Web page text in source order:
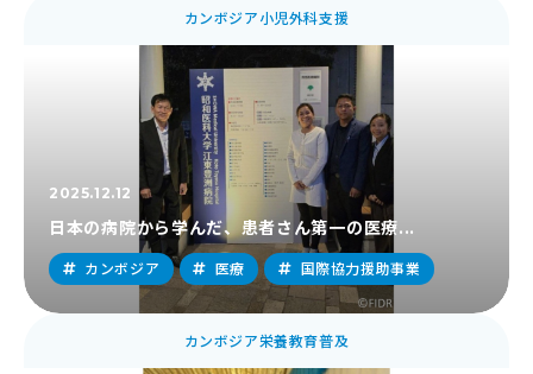
カンボジア小児外科支援
2025.12.12
日本の病院から学んだ、患者さん第一の医療...
カンボジア 医療 国際協力援助事業
カンボジア栄養教育普及